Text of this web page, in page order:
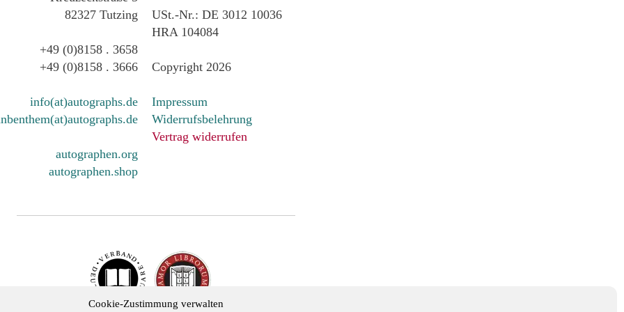
Cookie-Zustimmung verwalten
82327 Tutzing
+49 (0)8158 . 3658
+49 (0)8158 . 3666
info(at)autographs.de
autographen.org
autographen.shop
USt.-Nr.: DE 3012 10036
HRA 104084
Copyright 2026
Impressum
Widerrufsbelehrung
Vertrag widerrufen